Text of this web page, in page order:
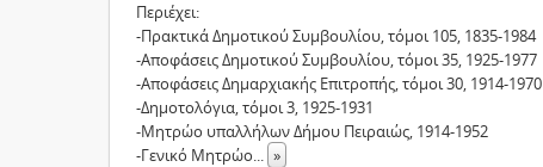
Περιέχει:
-Πρακτικά Δημοτικού Συμβουλίου, τόμοι 105, 1835-1984
-Αποφάσεις Δημοτικού Συμβουλίου, τόμοι 35, 1925-1977
-Αποφάσεις Δημαρχιακής Επιτροπής, τόμοι 30, 1914-1970
-Δημοτολόγια, τόμοι 3, 1925-1931
-Μητρώο υπαλλήλων Δήμου Πειραιώς, 1914-1952
-Γενικό Μητρώο... »